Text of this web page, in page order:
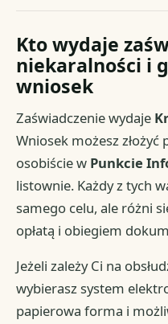
Kto wydaje
niekaralności i
wniosek
Zaświadczenie wydaje
Wniosek możesz
osobiście w Punkcie
listownie. Każdy z tych
samego celu, ale różni
opłatą i obiegiem
Jeżeli zależy Ci na
wybierasz system
papierowa forma i